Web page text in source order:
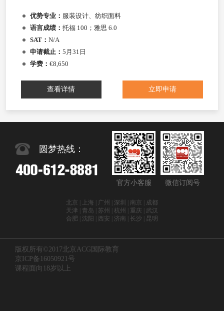
优势专业： 服装设计、纺织面料
语言成绩： 托福 100；雅思 6.0
SAT： N/A
申请截止： 5月31日
学费： €8,650
查看详情 立即申请
圆梦热线：
官方小客服 微信订阅号
北京 | 上海 | 广州 | 深圳 | 南京 | 成都
天津 | 青岛 | 苏州 | 杭州 | 重庆 | 武汉
合肥 | 沈阳 | 西安 | 济南 | 长沙 | 昆明
版权所有©2017北京ACG国际教育
京ICP备16050921号
课程面向18岁以上